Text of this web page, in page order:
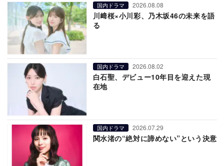
国内ドラマ 2026.08.08
川﨑桜×小川彩、乃木坂46の未来を語
る
国内ドラマ 2026.08.02
白石聖、デビュー10年目を迎えた現
在地
国内ドラマ 2026.07.29
関水渚の“絶対に諦めない”という決意